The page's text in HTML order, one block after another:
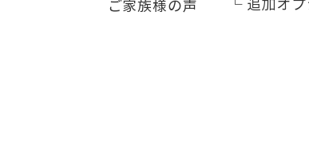
ご家族様の声
└ 追加オ